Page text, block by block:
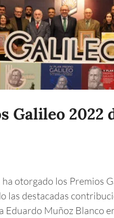
Galileo 2022
otorgado los Premios
las destacadas
Eduardo Muñoz Blanco